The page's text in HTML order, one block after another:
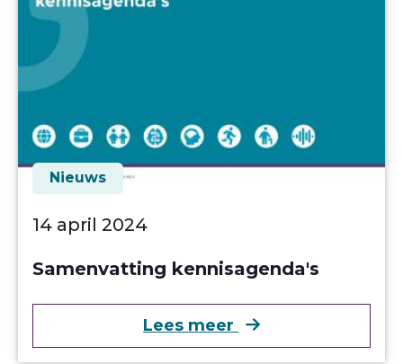
Samenvatting kennisagenda's
Nieuws
14 april 2024
Lees meer over